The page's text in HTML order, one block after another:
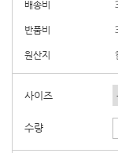
배송비
반품비
원산지
사이즈
수량